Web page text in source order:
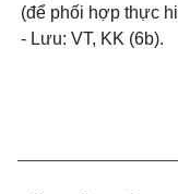
(để phối hợp thực
- Lưu: VT, KK (6b).